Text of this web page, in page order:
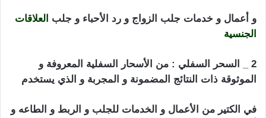
و أعمال و خدمات جلب الزواج و رد الأحباء و جلب العلاقات
الجنسية
2 _ السحر السفلي : من الأسحار السفلية المعروفة و
الموثوقة ذات النتائج المضمونة و المجربة و الذي يستخدم
في الكتير من الأعمال و الخدمات للجلب و الربط و الطاعه و